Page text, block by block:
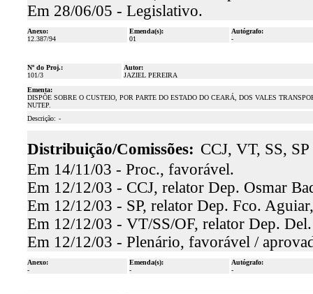
Em 28/06/05 - Legislativo.
Anexo:
12.387/94
Emenda(s):
01
Autógrafo:
-
Nº do Proj.:
101/3
Autor:
JAZIEL PEREIRA
Ementa:
DISPÕE SOBRE O CUSTEIO, POR PARTE DO ESTADO DO CEARÁ, DOS VALES
NUTEP.
Descrição: -
Distribuição/Comissões: CCJ, VT, SS, SP
Em 14/11/03 - Proc., favorável.
Em 12/12/03 - CCJ, relator Dep. Osmar
Em 12/12/03 - SP, relator Dep. Fco.
Em 12/12/03 - VT/SS/OF, relator Dep.
Em 12/12/03 - Plenário, favorável /
Anexo:
-
Emenda(s):
-
Autógrafo:
-